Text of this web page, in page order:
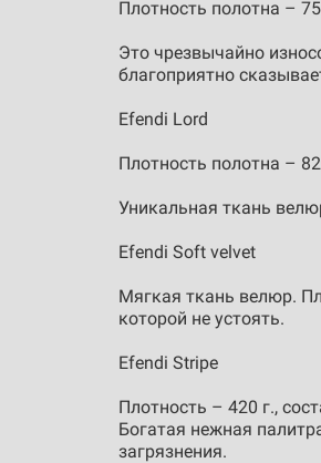
Плотность полотна –
Это чрезвычайно
благоприятно
Efendi Lord
Плотность полотна –
Уникальная ткань
Efendi Soft velvet
Мягкая ткань велюр.
которой не устоять.
Efendi Stripe
Плотность – 420 г.,
Богатая нежная
загрязнения.